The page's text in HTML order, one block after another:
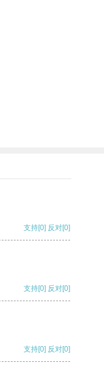
支持[0] 反对[0]
支持[0] 反对[0]
支持[0] 反对[0]